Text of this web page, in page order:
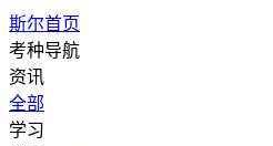
斯尔首页
考种导航
资讯
全部
学习